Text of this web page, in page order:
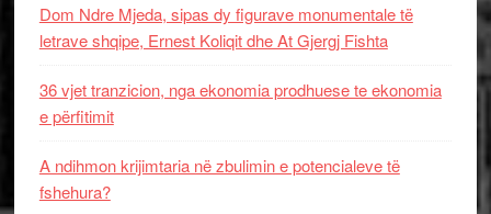
Dom Ndre Mjeda, sipas dy figurave monumentale të
letrave shqipe, Ernest Koliqit dhe At Gjergj Fishta
36 vjet tranzicion, nga ekonomia prodhuese te ekonomia
e përfitimit
A ndihmon krijimtaria në zbulimin e potencialeve të
fshehura?